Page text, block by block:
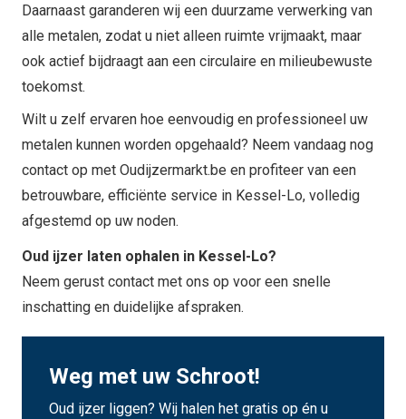
Daarnaast garanderen wij een duurzame verwerking van
alle metalen, zodat u niet alleen ruimte vrijmaakt, maar
ook actief bijdraagt aan een circulaire en milieubewuste
toekomst.
Wilt u zelf ervaren hoe eenvoudig en professioneel uw
metalen kunnen worden opgehaald? Neem vandaag nog
contact op met Oudijzermarkt.be en profiteer van een
betrouwbare, efficiënte service in Kessel-Lo, volledig
afgestemd op uw noden.
Oud ijzer laten ophalen in Kessel-Lo?
Neem gerust contact met ons op voor een snelle
inschatting en duidelijke afspraken.
Weg met uw Schroot!
Oud ijzer liggen? Wij halen het gratis op én u